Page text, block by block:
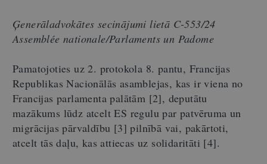
Ģenerāladvokātes secinājumi lietā C-553/24
Assemblée nationale/Parlaments un Padome
Pamatojoties uz 2. protokola 8. pantu, Francijas
Republikas Nacionālās asamblejas, kas ir viena no
Francijas parlamenta palātām [2], deputātu
mazākums lūdz atcelt ES regulu par patvēruma un
migrācijas pārvaldību [3] pilnībā vai, pakārtoti,
atcelt tās daļu, kas attiecas uz solidaritāti [4].